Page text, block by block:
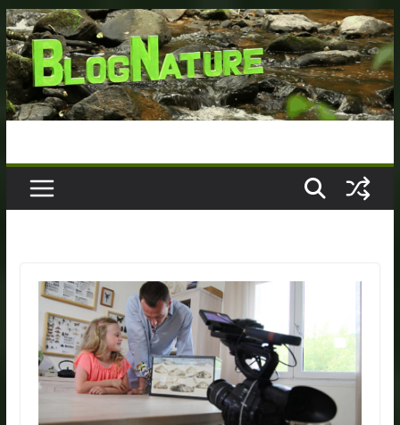
Passer
au
contenu